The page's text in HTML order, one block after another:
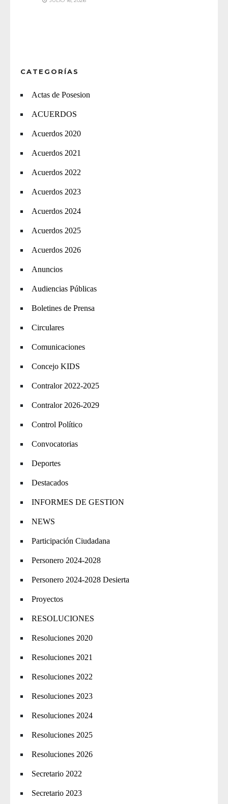
CATEGORÍAS
Actas de Posesion
ACUERDOS
Acuerdos 2020
Acuerdos 2021
Acuerdos 2022
Acuerdos 2023
Acuerdos 2024
Acuerdos 2025
Acuerdos 2026
Anuncios
Audiencias Públicas
Boletines de Prensa
Circulares
Comunicaciones
Concejo KIDS
Contralor 2022-2025
Contralor 2026-2029
Control Político
Convocatorias
Deportes
Destacados
INFORMES DE GESTION
NEWS
Participación Ciudadana
Personero 2024-2028
Personero 2024-2028 Desierta
Proyectos
RESOLUCIONES
Resoluciones 2020
Resoluciones 2021
Resoluciones 2022
Resoluciones 2023
Resoluciones 2024
Resoluciones 2025
Resoluciones 2026
Secretario 2022
Secretario 2023